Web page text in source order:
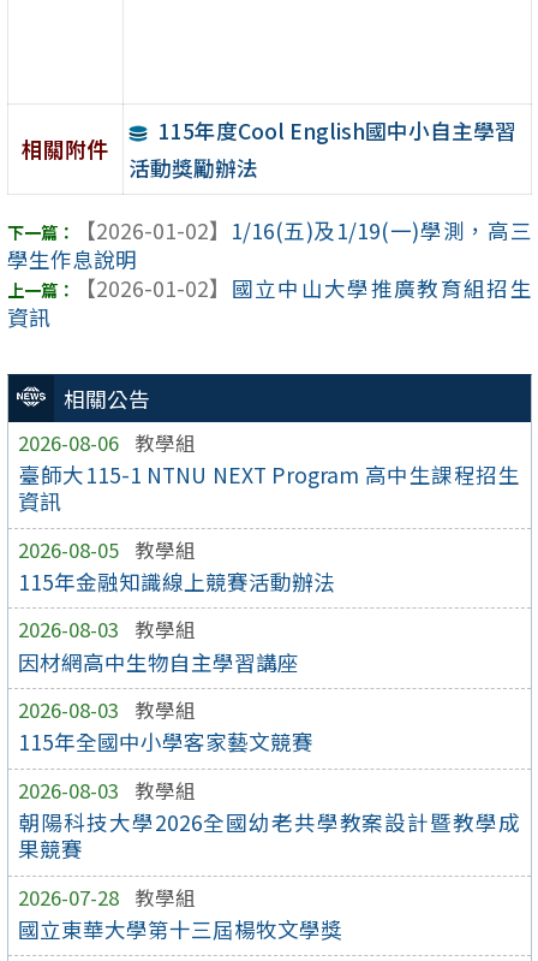
相關公告
2026-08-06 教學組
臺師大115-1 NTNU NEXT Program 高中生課程招生
資訊
2026-08-05 教學組
115年金融知識線上競賽活動辦法
2026-08-03 教學組
因材網高中生物自主學習講座
2026-08-03 教學組
115年全國中小學客家藝文競賽
2026-08-03 教學組
朝陽科技大學2026全國幼老共學教案設計暨教學成
果競賽
2026-07-28 教學組
國立東華大學第十三屆楊牧文學獎
相關附件
115年度Cool English國中小自主學習
活動獎勵辦法
【2026-01-02】 1/16(五)及1/19(一)學測，高三
學生作息說明
【2026-01-02】 國立中山大學推廣教育組招生
資訊